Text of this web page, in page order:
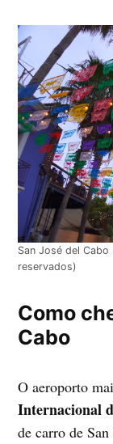
San José del
reservados)
Como
Cabo
O aeroporto
Internacional
de carro de